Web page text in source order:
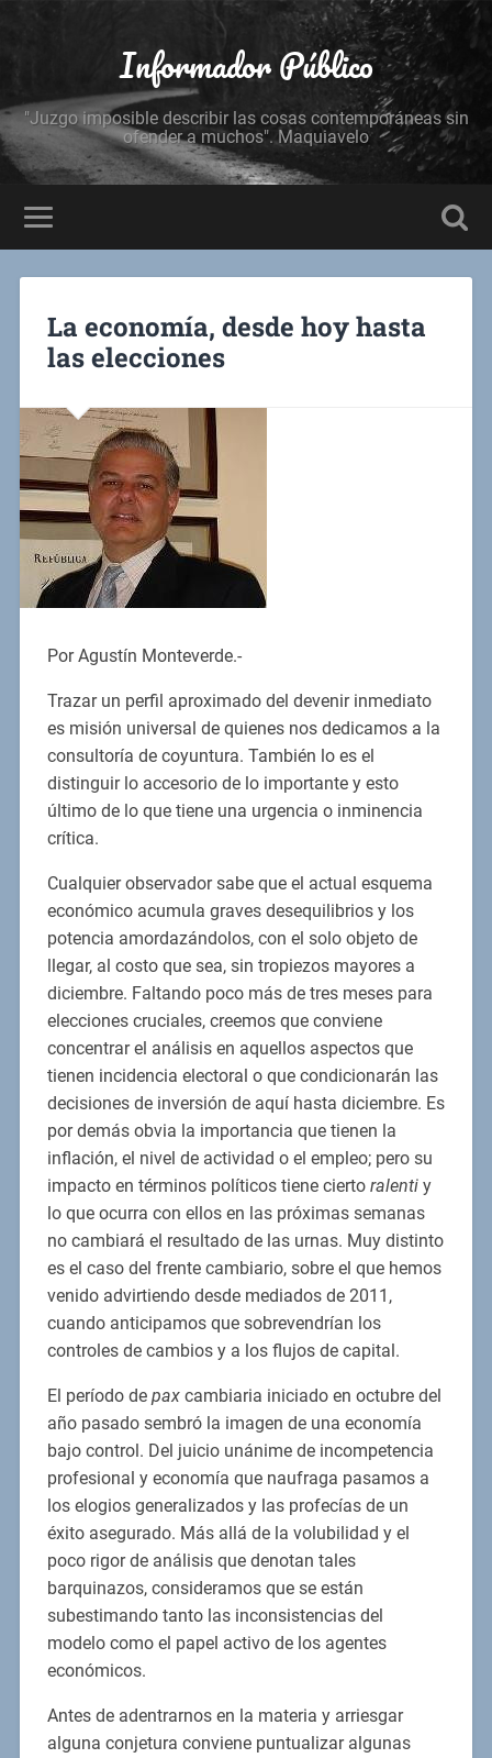
Informador Público
"Juzgo imposible describir las cosas contemporáneas sin
ofender a muchos". Maquiavelo
La economía, desde hoy hasta
las elecciones
Por Agustín Monteverde.-
Trazar un perfil aproximado del devenir inmediato
es misión universal de quienes nos dedicamos a la
consultoría de coyuntura. También lo es el
distinguir lo accesorio de lo importante y esto
último de lo que tiene una urgencia o inminencia
crítica.
Cualquier observador sabe que el actual esquema
económico acumula graves desequilibrios y los
potencia amordazándolos, con el solo objeto de
llegar, al costo que sea, sin tropiezos mayores a
diciembre. Faltando poco más de tres meses para
elecciones cruciales, creemos que conviene
concentrar el análisis en aquellos aspectos que
tienen incidencia electoral o que condicionarán las
decisiones de inversión de aquí hasta diciembre. Es
por demás obvia la importancia que tienen la
inflación, el nivel de actividad o el empleo; pero su
impacto en términos políticos tiene cierto ralentiy
lo que ocurra con ellos en las próximas semanas
no cambiará el resultado de las urnas. Muy distinto
es el caso del frente cambiario, sobre el que hemos
venido advirtiendo desde mediados de 2011,
cuando anticipamos que sobrevendrían los
controles de cambios y a los flujos de capital.
El período de paxcambiaria iniciado en octubre del
año pasado sembró la imagen de una economía
bajo control. Del juicio unánime de incompetencia
profesional y economía que naufraga pasamos a
los elogios generalizados y las profecías de un
éxito asegurado. Más allá de la volubilidad y el
poco rigor de análisis que denotan tales
barquinazos, consideramos que se están
subestimando tanto las inconsistencias del
modelo como el papel activo de los agentes
económicos.
Antes de adentrarnos en la materia y arriesgar
alguna conjetura conviene puntualizar algunas